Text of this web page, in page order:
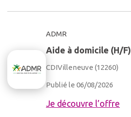
ADMR
Aide à domicile (H/F)
CDIVilleneuve (12260)
Publié le 06/08/2026
Je découvre l’offre